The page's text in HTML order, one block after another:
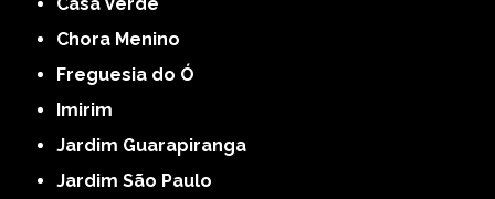
Chora Menino
Freguesia do Ó
Imirim
Jardim Guarapiranga
Jardim São Paulo